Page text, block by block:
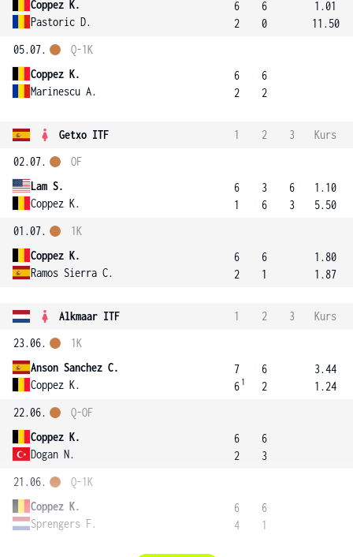
Coppez K.
Pastoric D.
6
2
6
0
1.01
11.50
05.07.
Coppez K.
Marinescu A.
Q-1K
6
2
6
2
Getxo ITF 1 2 3
Kurs
02.07.
Lam S.
Coppez K.
OF
6
1
3
6
6
3
1.10
5.50
01.07.
Coppez K.
Ramos Sierra C.
1K
6
2
6
1
1.80
1.87
Alkmaar ITF 1 2 3
Kurs
23.06.
Anson Sanchez C.
Coppez K.
1K
7
6 1
6
2
3.44
1.24
22.06.
Coppez K.
Dogan N.
Q-OF
6
2
6
3
21.06.
Coppez K.
Sprengers F.
Q-1K
6
4
6
1